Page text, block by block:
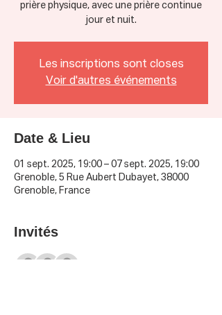
prière physique, avec une prière continue
jour et nuit.
Les inscriptions sont closes
Voir d'autres événements
Date & Lieu
01 sept. 2025, 19:00 – 07 sept. 2025, 19:00
Grenoble, 5 Rue Aubert Dubayet, 38000
Grenoble, France
Invités